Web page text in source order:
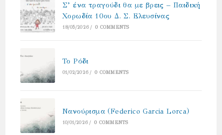
Σ’ ένα τραγούδι θα με βρεις – Παιδική
Χορωδία 10ου Δ. Σ. Ελευσίνας
18/05/2026 / 0 COMMENTS
Το Ρόδι
01/02/2026 / 0 COMMENTS
Νανούρισμα (Federico Garcia Lorca)
10/01/2026 / 0 COMMENTS